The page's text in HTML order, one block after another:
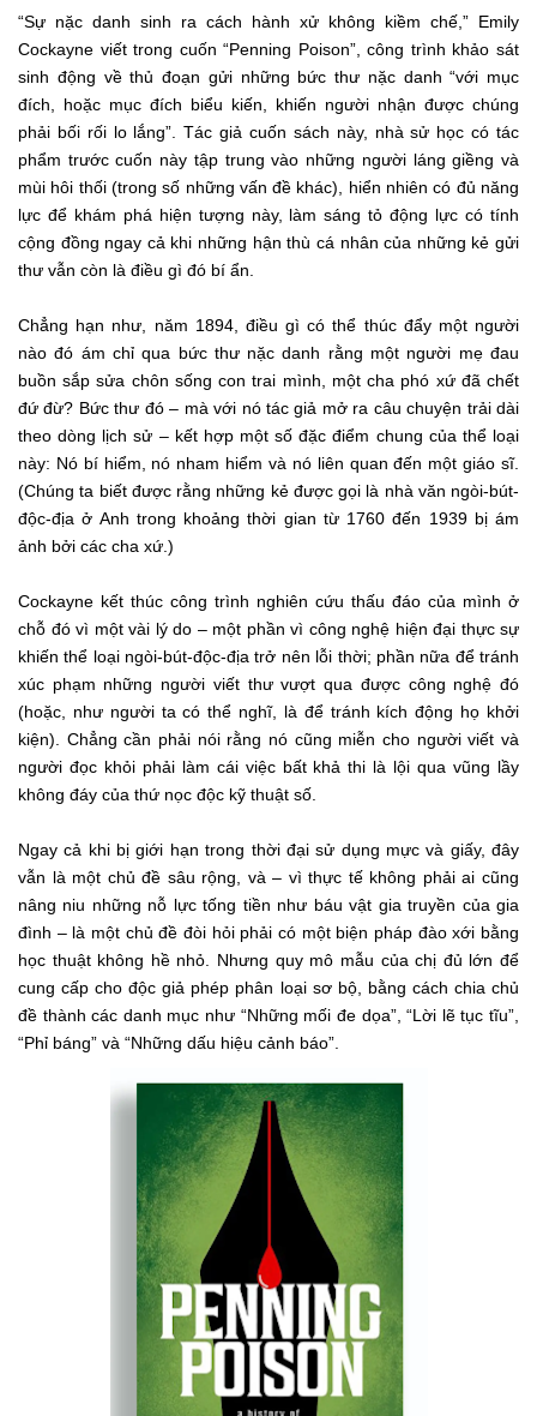
“Sự nặc danh sinh ra cách hành xử không kiềm chế,” Emily
Cockayne viết trong cuốn “Penning Poison”, công trình khảo sát
sinh động về thủ đoạn gửi những bức thư nặc danh “với mục
đích, hoặc mục đích biểu kiến, khiến người nhận được chúng
phải bối rối lo lắng”. Tác giả cuốn sách này, nhà sử học có tác
phẩm trước cuốn này tập trung vào những người láng giềng và
mùi hôi thối (trong số những vấn đề khác), hiển nhiên có đủ năng
lực để khám phá hiện tượng này, làm sáng tỏ động lực có tính
cộng đồng ngay cả khi những hận thù cá nhân của những kẻ gửi
thư vẫn còn là điều gì đó bí ẩn.
Chẳng hạn như, năm 1894, điều gì có thể thúc đẩy một người
nào đó ám chỉ qua bức thư nặc danh rằng một người mẹ đau
buồn sắp sửa chôn sống con trai mình, một cha phó xứ đã chết
đứ đừ? Bức thư đó – mà với nó tác giả mở ra câu chuyện trải dài
theo dòng lịch sử – kết hợp một số đặc điểm chung của thể loại
này: Nó bí hiểm, nó nham hiểm và nó liên quan đến một giáo sĩ.
(Chúng ta biết được rằng những kẻ được gọi là nhà văn ngòi-bút-
độc-địa ở Anh trong khoảng thời gian từ 1760 đến 1939 bị ám
ảnh bởi các cha xứ.)
Cockayne kết thúc công trình nghiên cứu thấu đáo của mình ở
chỗ đó vì một vài lý do – một phần vì công nghệ hiện đại thực sự
khiến thể loại ngòi-bút-độc-địa trở nên lỗi thời; phần nữa để tránh
xúc phạm những người viết thư vượt qua được công nghệ đó
(hoặc, như người ta có thể nghĩ, là để tránh kích động họ khởi
kiện). Chẳng cần phải nói rằng nó cũng miễn cho người viết và
người đọc khỏi phải làm cái việc bất khả thi là lội qua vũng lầy
không đáy của thứ nọc độc kỹ thuật số.
Ngay cả khi bị giới hạn trong thời đại sử dụng mực và giấy, đây
vẫn là một chủ đề sâu rộng, và – vì thực tế không phải ai cũng
nâng niu những nỗ lực tống tiền như báu vật gia truyền của gia
đình – là một chủ đề đòi hỏi phải có một biện pháp đào xới bằng
học thuật không hề nhỏ. Nhưng quy mô mẫu của chị đủ lớn để
cung cấp cho độc giả phép phân loại sơ bộ, bằng cách chia chủ
đề thành các danh mục như “Những mối đe dọa”, “Lời lẽ tục tĩu”,
“Phỉ báng” và “Những dấu hiệu cảnh báo”.